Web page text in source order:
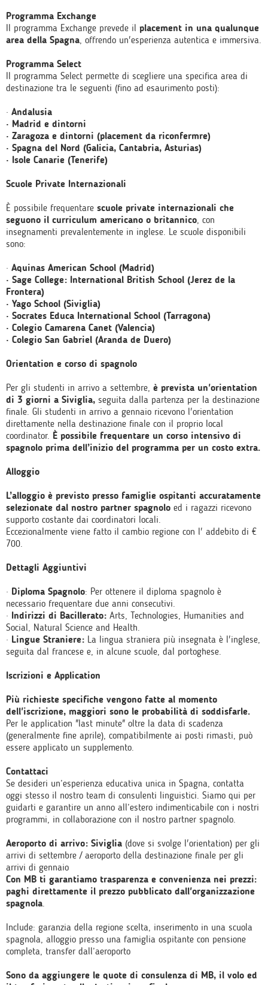
Programma Exchange
Il programma Exchange prevede il placement in una qualunque
area della Spagna, offrendo un'esperienza autentica e immersiva.
Programma Select
Il programma Select permette di scegliere una specifica area di
destinazione tra le seguenti (fino ad esaurimento posti):
· Andalusia
· Madrid e dintorni
· Zaragoza e dintorni (placement da riconfermre)
· Spagna del Nord (Galicia, Cantabria, Asturias)
· Isole Canarie (Tenerife)
Scuole Private Internazionali
È possibile frequentare scuole private internazionali che
seguono il curriculum americano o britannico, con
insegnamenti prevalentemente in inglese. Le scuole disponibili
sono:
· Aquinas American School (Madrid)
· Sage College: International British School (Jerez de la
Frontera)
· Yago School (Siviglia)
· Socrates Educa International School (Tarragona)
· Colegio Camarena Canet (Valencia)
· Colegio San Gabriel (Aranda de Duero)
Orientation e corso di spagnolo
Per gli studenti in arrivo a settembre, è prevista un'orientation
di 3 giorni a Siviglia, seguita dalla partenza per la destinazione
finale. Gli studenti in arrivo a gennaio ricevono l'orientation
direttamente nella destinazione finale con il proprio local
coordinator. È possibile frequentare un corso intensivo di
spagnolo prima dell’inizio del programma per un costo extra.
Alloggio
L’alloggio è previsto presso famiglie ospitanti accuratamente
selezionate dal nostro partner spagnolo ed i ragazzi ricevono
supporto costante dai coordinatori locali.
Eccezionalmente viene fatto il cambio regione con l' addebito di €
700.
Dettagli Aggiuntivi
· Diploma Spagnolo: Per ottenere il diploma spagnolo è
necessario frequentare due anni consecutivi.
· Indirizzi di Bacillerato: Arts, Technologies, Humanities and
Social, Natural Science and Health.
· Lingue Straniere: La lingua straniera più insegnata è l'inglese,
seguita dal francese e, in alcune scuole, dal portoghese.
Iscrizioni e Application
Più richieste specifiche vengono fatte al momento
dell'iscrizione, maggiori sono le probabilità di soddisfarle.
Per le application "last minute" oltre la data di scadenza
(generalmente fine aprile), compatibilmente ai posti rimasti, può
essere applicato un supplemento.
Contattaci
Se desideri un’esperienza educativa unica in Spagna, contatta
oggi stesso il nostro team di consulenti linguistici. Siamo qui per
guidarti e garantire un anno all’estero indimenticabile con i nostri
programmi, in collaborazione con il nostro partner spagnolo.
Aeroporto di arrivo: Siviglia (dove si svolge l'orientation) per gli
arrivi di settembre / aeroporto della destinazione finale per gli
arrivi di gennaio
Con MB ti garantiamo trasparenza e convenienza nei prezzi:
paghi direttamente il prezzo pubblicato dall'organizzazione
spagnola.
Include: garanzia della regione scelta, inserimento in una scuola
spagnola, alloggio presso una famiglia ospitante con pensione
completa, transfer dall’aeroporto
Sono da aggiungere le quote di consulenza di MB, il volo ed